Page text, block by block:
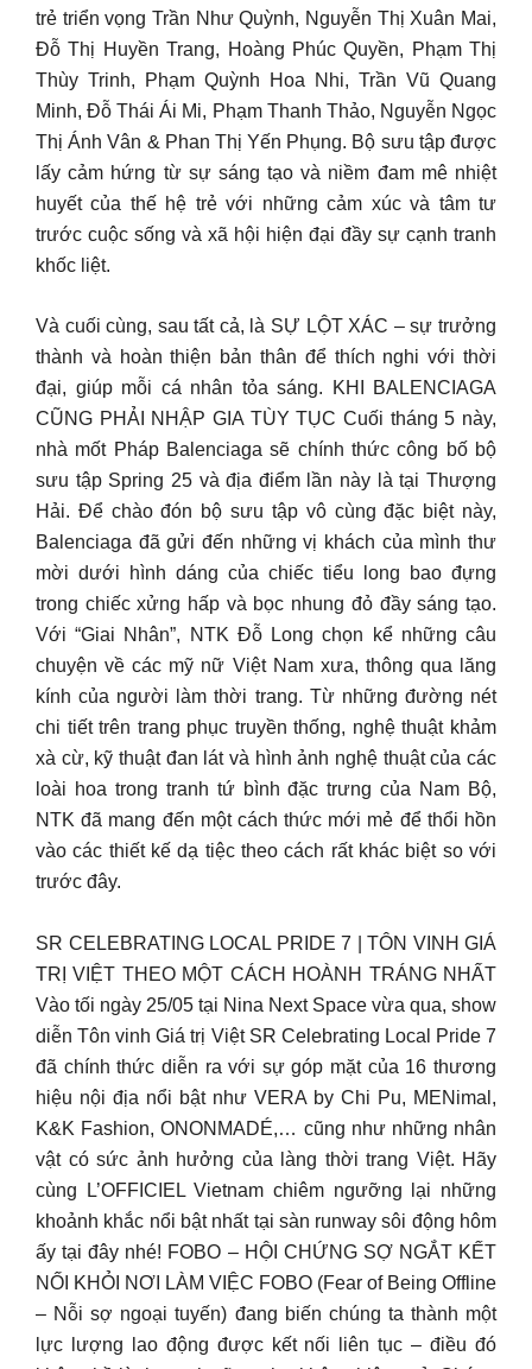
trẻ triển vọng Trần Như Quỳnh, Nguyễn Thị Xuân Mai,
Đỗ Thị Huyền Trang, Hoàng Phúc Quyền, Phạm Thị
Thùy Trinh, Phạm Quỳnh Hoa Nhi, Trần Vũ Quang
Minh, Đỗ Thái Ái Mi, Phạm Thanh Thảo, Nguyễn Ngọc
Thị Ánh Vân & Phan Thị Yến Phụng. Bộ sưu tập được
lấy cảm hứng từ sự sáng tạo và niềm đam mê nhiệt
huyết của thế hệ trẻ với những cảm xúc và tâm tư
trước cuộc sống và xã hội hiện đại đầy sự cạnh tranh
khốc liệt.
Và cuối cùng, sau tất cả, là SỰ LỘT XÁC – sự trưởng
thành và hoàn thiện bản thân để thích nghi với thời
đại, giúp mỗi cá nhân tỏa sáng. KHI BALENCIAGA
CŨNG PHẢI NHẬP GIA TÙY TỤC Cuối tháng 5 này,
nhà mốt Pháp Balenciaga sẽ chính thức công bố bộ
sưu tập Spring 25 và địa điểm lần này là tại Thượng
Hải. Để chào đón bộ sưu tập vô cùng đặc biệt này,
Balenciaga đã gửi đến những vị khách của mình thư
mời dưới hình dáng của chiếc tiểu long bao đựng
trong chiếc xửng hấp và bọc nhung đỏ đầy sáng tạo.
Với “Giai Nhân”, NTK Đỗ Long chọn kể những câu
chuyện về các mỹ nữ Việt Nam xưa, thông qua lăng
kính của người làm thời trang. Từ những đường nét
chi tiết trên trang phục truyền thống, nghệ thuật khảm
xà cừ, kỹ thuật đan lát và hình ảnh nghệ thuật của các
loài hoa trong tranh tứ bình đặc trưng của Nam Bộ,
NTK đã mang đến một cách thức mới mẻ để thổi hồn
vào các thiết kế dạ tiệc theo cách rất khác biệt so với
trước đây.
SR CELEBRATING LOCAL PRIDE 7 | TÔN VINH GIÁ
TRỊ VIỆT THEO MỘT CÁCH HOÀNH TRÁNG NHẤT
Vào tối ngày 25/05 tại Nina Next Space vừa qua, show
diễn Tôn vinh Giá trị Việt SR Celebrating Local Pride 7
đã chính thức diễn ra với sự góp mặt của 16 thương
hiệu nội địa nổi bật như VERA by Chi Pu, MENimal,
K&K Fashion, ONONMADÉ,… cũng như những nhân
vật có sức ảnh hưởng của làng thời trang Việt. Hãy
cùng L’OFFICIEL Vietnam chiêm ngưỡng lại những
khoảnh khắc nổi bật nhất tại sàn runway sôi động hôm
ấy tại đây nhé! FOBO – HỘI CHỨNG SỢ NGẮT KẾT
NỐI KHỎI NƠI LÀM VIỆC FOBO (Fear of Being Offline
– Nỗi sợ ngoại tuyến) đang biến chúng ta thành một
lực lượng lao động được kết nối liên tục – điều đó